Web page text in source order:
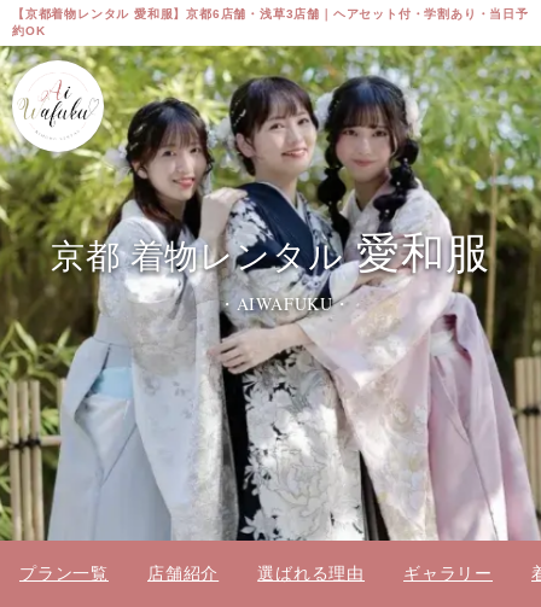
【京都着物レンタル 愛和服】京都6店舗・浅草3店舗｜ヘアセット付・学割あり・当日予
約OK
京都 着物レンタル 愛和服
・AIWAFUKU・
プラン一覧 店舗紹介 選ばれる理由 ギャラリー